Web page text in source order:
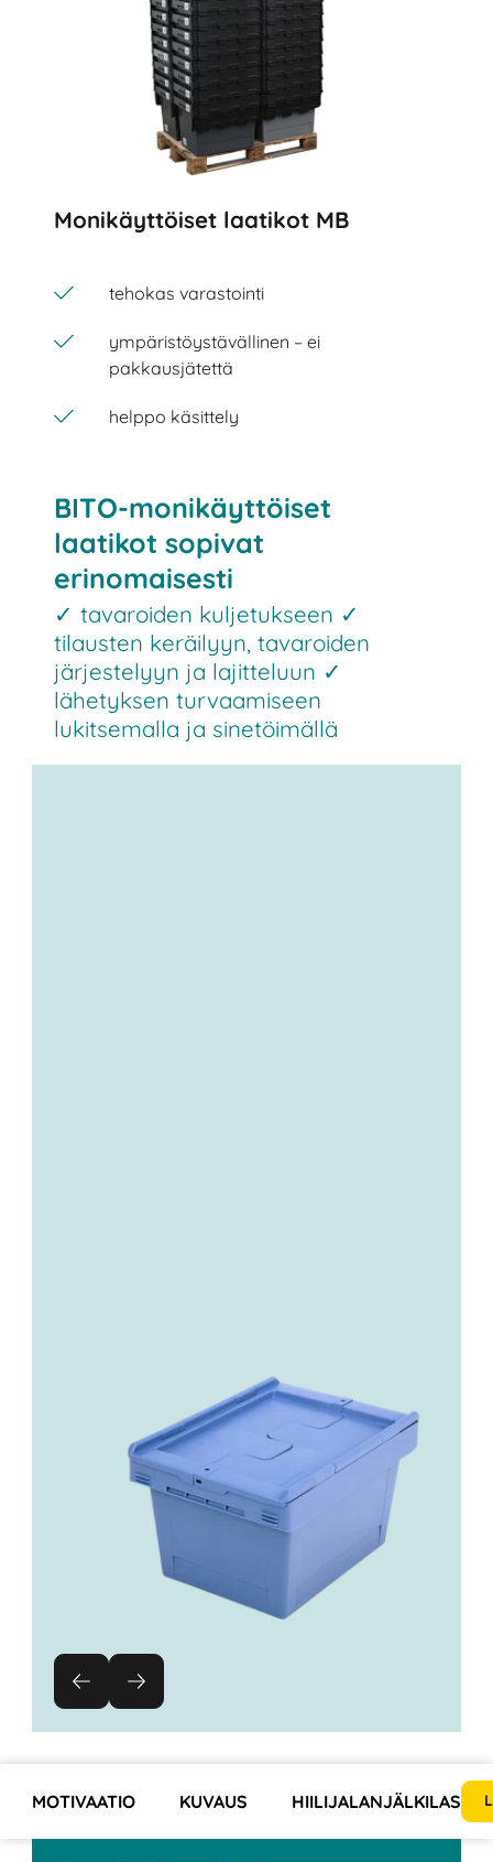
Monikäyttöiset laatikot MB
tehokas varastointi
ympäristöystävällinen – ei
pakkausjätettä
helppo käsittely
BITO-monikäyttöiset
laatikot sopivat
erinomaisesti
✓ tavaroiden kuljetukseen ✓
tilausten keräilyyn, tavaroiden
järjestelyyn ja lajitteluun ✓
lähetyksen turvaamiseen
lukitsemalla ja sinetöimällä
MOTIVAATIO KUVAUS